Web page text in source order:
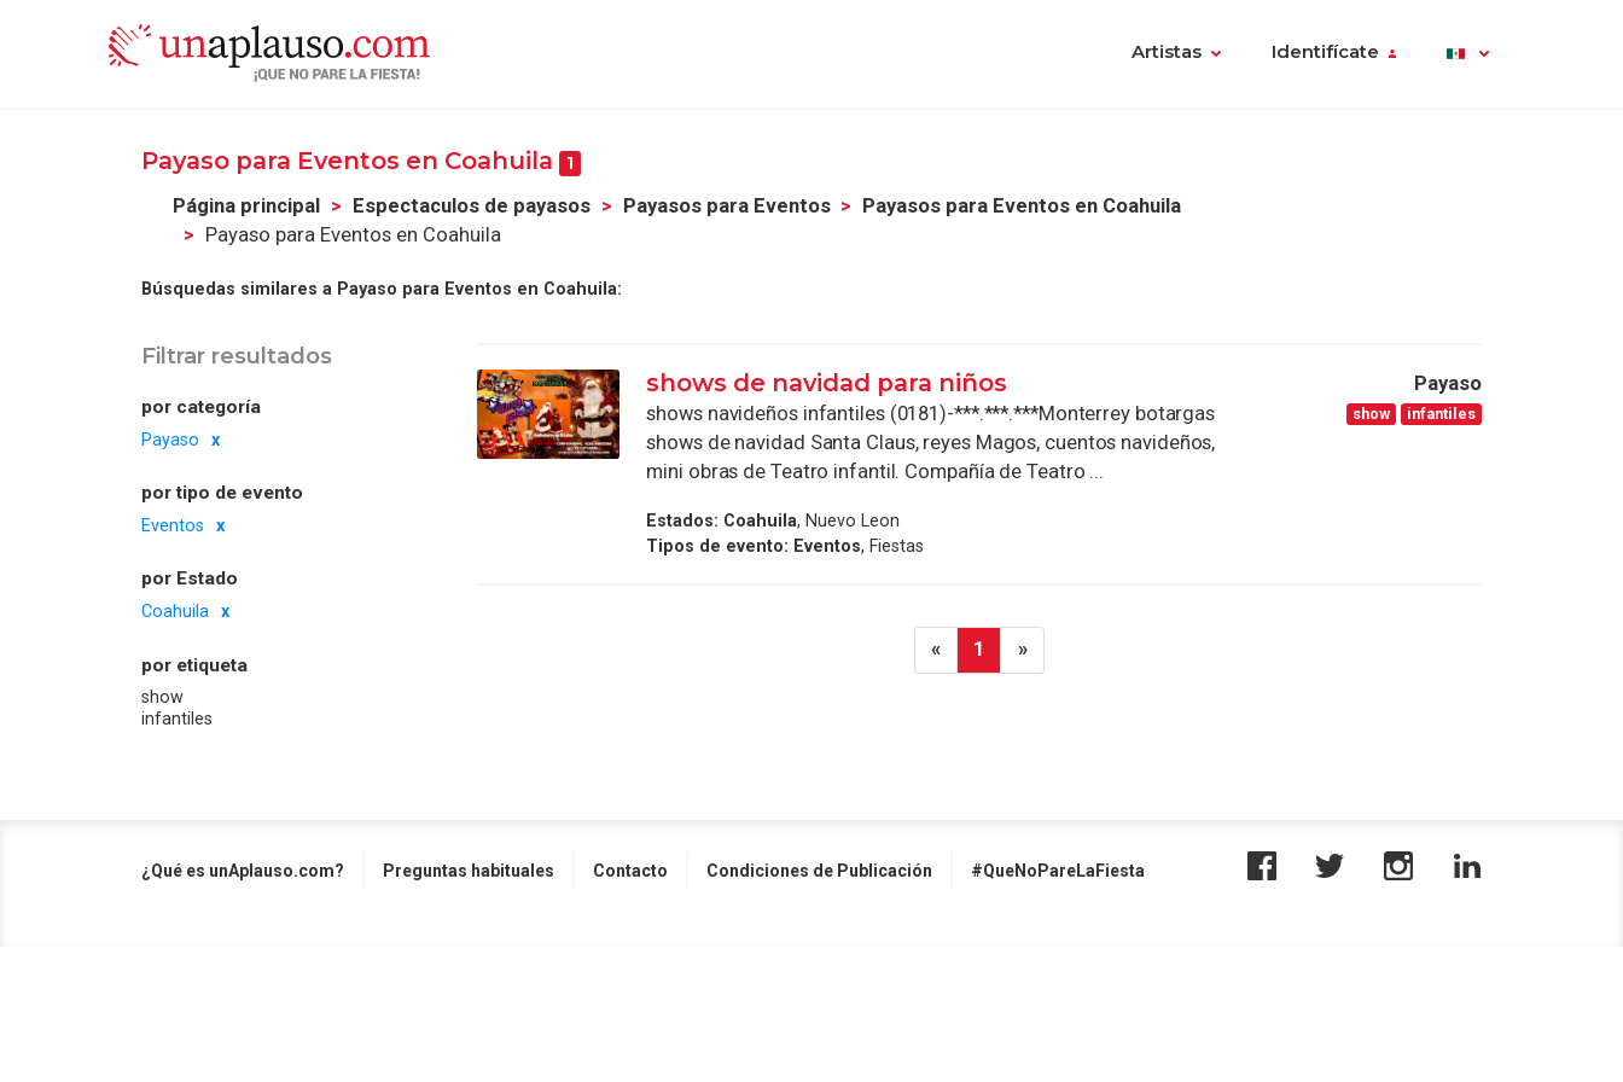
Artistas Identifícate
Payaso para Eventos en Coahuila 1
Página principal Espectaculos de payasos Payasos para Eventos
Payasos para Eventos en Coahuila
Payaso para Eventos en Coahuila
Búsquedas similares a Payaso para Eventos en Coahuila:
Filtrar resultados
por categoría
Payaso
por tipo de evento
Eventos
por Estado
Coahuila
por etiqueta
show
infantiles
shows de navidad para niños
shows navideños infantiles (0181)-***.***.***Monterrey botargas
shows de navidad Santa Claus, reyes Magos, cuentos navideños,
mini obras de Teatro infantil. Compañía de Teatro ...
Estados: Coahuila, Nuevo Leon
Tipos de evento: Eventos, Fiestas
Payaso
show infantiles
« 1 »
¿Qué es unAplauso.com? Preguntas habituales Contacto Condiciones de Publicación #QueNoPareLaFiesta